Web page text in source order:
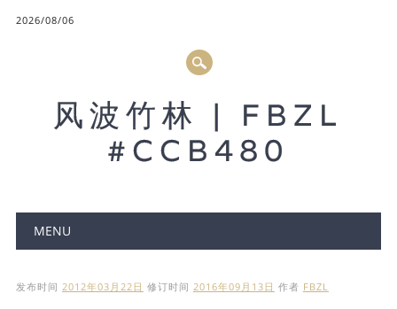
2026/08/06
风波竹林 | FBZL
#CCB480
Main menu
MENU
发布时间 2012年03月22日 修订时间 2016年09月13日 作者 FBZL